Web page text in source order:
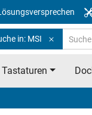
in: MSI
Tastaturen